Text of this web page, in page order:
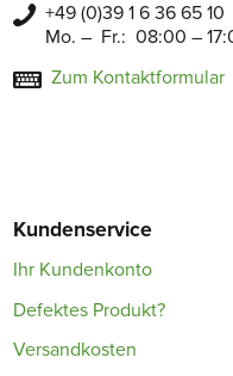
+49 (0)39 1 6 36 65 10
Mo. – Fr.: 08:00 –
Zum Kontaktformular
Kundenservice
Ihr Kundenkonto
Defektes Produkt?
Versandkosten